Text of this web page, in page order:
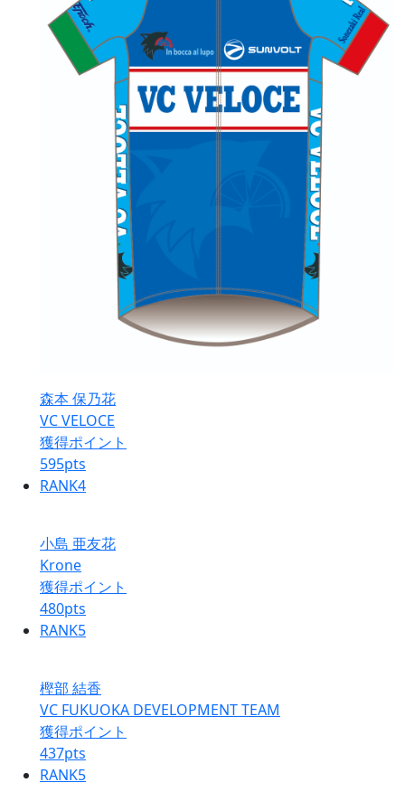
森本 保乃花
VC VELOCE
獲得ポイント
595pts
RANK4
小島 亜友花
Krone
獲得ポイント
480pts
RANK5
樫部 結香
VC FUKUOKA DEVELOPMENT TEAM
獲得ポイント
437pts
RANK5